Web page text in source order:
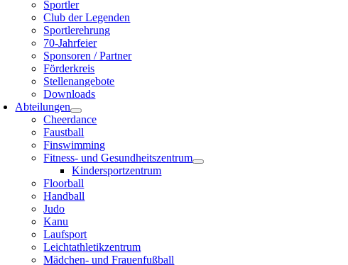
Sportler
Club der Legenden
Sportlerehrung
70-Jahrfeier
Sponsoren / Partner
Förderkreis
Stellenangebote
Downloads
Abteilungen
Cheerdance
Faustball
Finswimming
Fitness- und Gesundheitszentrum
Kindersportzentrum
Floorball
Handball
Judo
Kanu
Laufsport
Leichtathletikzentrum
Mädchen- und Frauenfußball